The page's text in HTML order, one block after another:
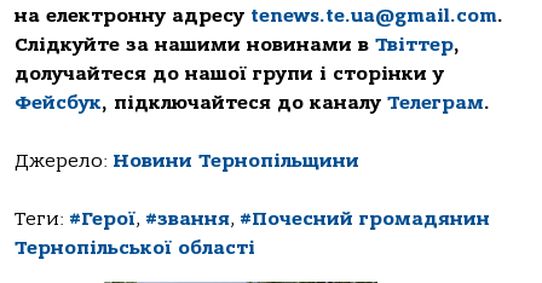
на електронну адресу tenews.te.ua@gmail.com.
Слідкуйте за нашими новинами в Твіттер,
долучайтеся до нашої групи і сторінки у
Фейсбук, підключайтеся до каналу Телеграм.
Джерело: Новини Тернопільщини
Теги: #Герої, #звання, #Почесний громадянин
Тернопільської області